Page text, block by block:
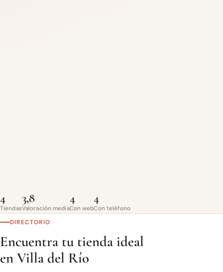
4
Tiendas
3,8
Valoración media
4
Con web
4
Con teléfono
DIRECTORIO
Encuentra tu tienda ideal
en Villa del Río